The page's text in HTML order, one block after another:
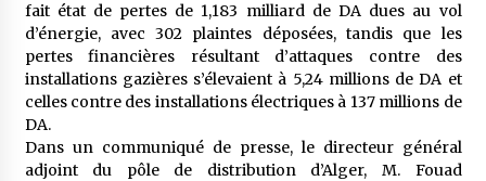
fait état de pertes de 1,183 milliard de DA dues au vol
d’énergie, avec 302 plaintes déposées, tandis que les
pertes financières résultant d’attaques contre des
installations gazières s’élevaient à 5,24 millions de DA et
celles contre des installations électriques à 137 millions de
DA.
Dans un communiqué de presse, le directeur général
adjoint du pôle de distribution d’Alger, M. Fouad